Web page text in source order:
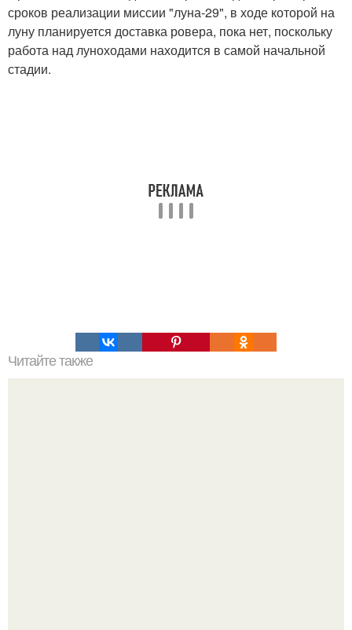
сроков реализации миссии "луна-29", в ходе которой на
луну планируется доставка ровера, пока нет, поскольку
работа над луноходами находится в самой начальной
стадии.
Читайте также